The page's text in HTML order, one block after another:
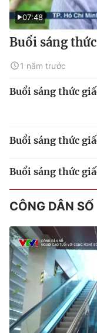
07:48
Buổi sáng
1 năm trước
Buổi sáng thức
Buổi sáng thức
Buổi sáng thức
CÔNG DÂN SỐ